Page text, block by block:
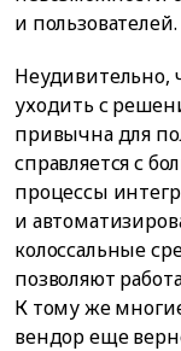
и пользователей.
Неудивительно,
уходить с
привычна для
справляется с
процессы
и
колоссальные
позволяют
К тому же
вендор еще